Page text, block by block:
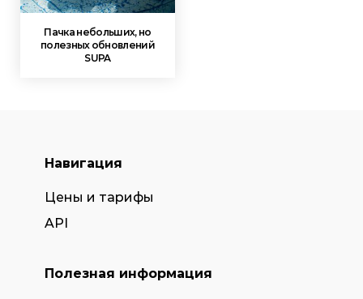
Пачка небольших, но
полезных обновлений
SUPA
Навигация
Цены и тарифы
API
Полезная информация